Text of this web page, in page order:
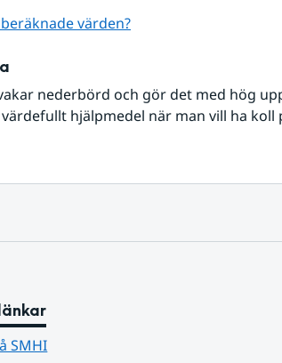
värden?
nederbörd och gör det med hög
hjälpmedel när man vill ha koll
SMHI